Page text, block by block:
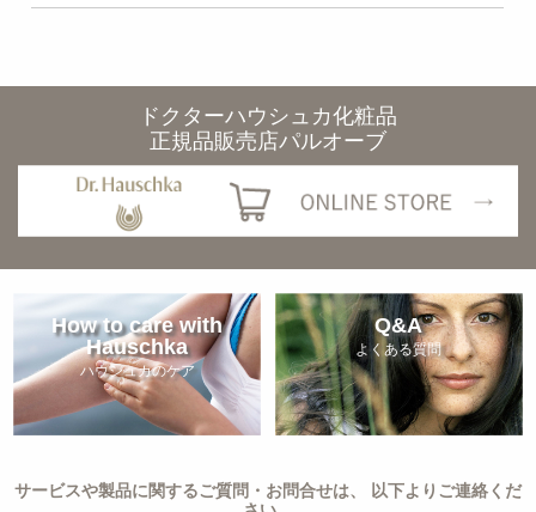
ドクターハウシュカ化粧品
正規品販売店パルオーブ
How to care with
Hauschka
ハウシュカのケア
Q&A
よくある質問
サービスや製品に関するご質問・お問合せは、 以下よりご連絡くだ